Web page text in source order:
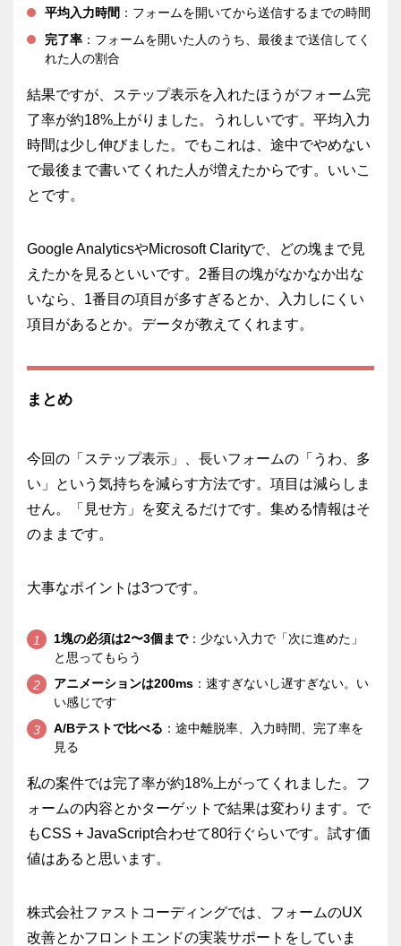
平均入力時間 ：フォームを開いてから送信するまでの時間
完了率 ：フォームを開いた人のうち、最後まで送信してく
れた人の割合
結果ですが、ステップ表示を入れたほうがフォーム完
了率が約18%上がりました。うれしいです。平均入力
時間は少し伸びました。でもこれは、途中でやめない
で最後まで書いてくれた人が増えたからです。いいこ
とです。
Google AnalyticsやMicrosoft Clarityで、どの塊まで見
えたかを見るといいです。2番目の塊がなかなか出な
いなら、1番目の項目が多すぎるとか、入力しにくい
項目があるとか。データが教えてくれます。
まとめ
今回の「ステップ表示」、長いフォームの「うわ、多
い」という気持ちを減らす方法です。項目は減らしま
せん。「見せ方」を変えるだけです。集める情報はそ
のままです。
大事なポイントは3つです。
1塊の必須は2〜3個まで：少ない入力で「次に進めた」
と思ってもらう
アニメーションは200ms ：速すぎないし遅すぎない。い
い感じです
A/Bテストで比べる ：途中離脱率、入力時間、完了率を
見る
私の案件では完了率が約18%上がってくれました。フ
ォームの内容とかターゲットで結果は変わります。で
もCSS + JavaScript合わせて80行ぐらいです。試す価
値はあると思います。
株式会社ファストコーディングでは、フォームのUX
改善とかフロントエンドの実装サポートをしていま